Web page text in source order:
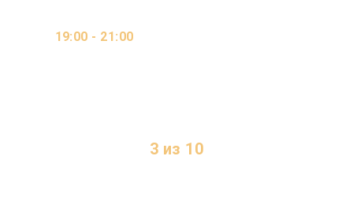
19:00 - 21:00
3 из 10